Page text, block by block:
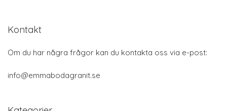
Kontakt
Om du har några frågor kan du kontakta oss via e-post:
info@emmabodagranit.se